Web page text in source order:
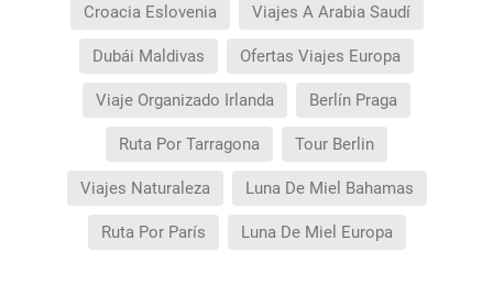
Croacia Eslovenia Viajes A Arabia Saudí
Dubái Maldivas Ofertas Viajes Europa
Viaje Organizado Irlanda Berlín Praga
Ruta Por Tarragona Tour Berlin
Viajes Naturaleza Luna De Miel Bahamas
Ruta Por París Luna De Miel Europa